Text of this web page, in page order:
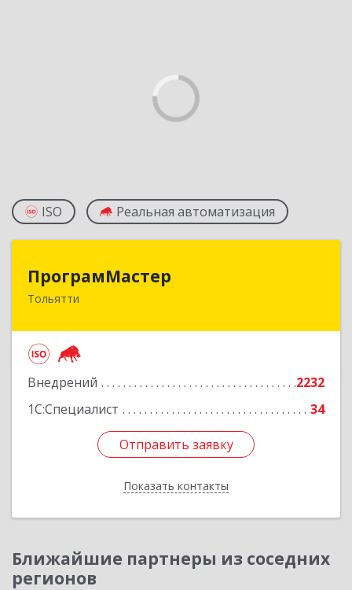
ISO Реальная автоматизация
ПрограмМастер
Тольятти
Внедрений
2232
1С:Специалист
34
Отправить заявку
Показать контакты
Отправить заявку
Назад
Ближайшие партнеры из соседних
регионов